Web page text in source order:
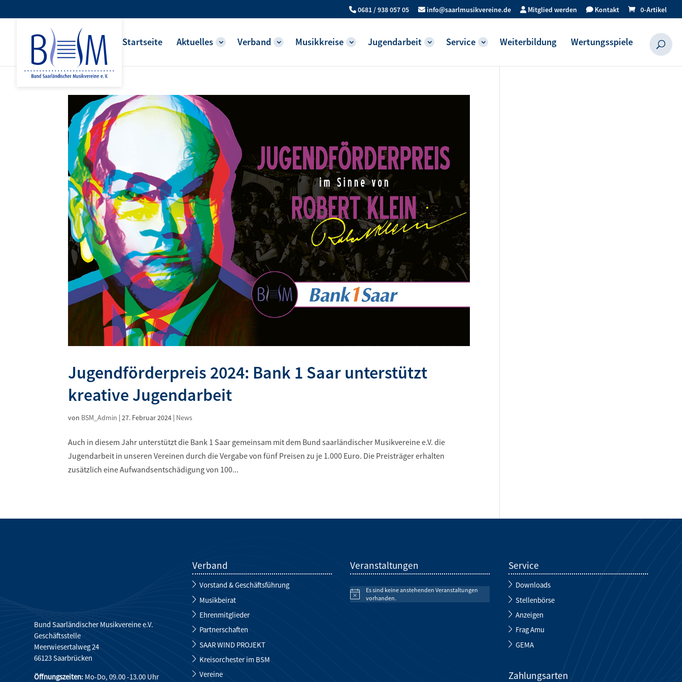
0681 / 938 057 05 info@saarlmusikvereine.de Mitglied werden Kontakt 0-Artikel
Startseite Aktuelles Verband Musikkreise Jugendarbeit Service Weiterbildung Wertungsspiele
Jugendförderpreis 2024: Bank 1 Saar unterstützt
kreative Jugendarbeit
von BSM_Admin |27. Februar 2024 | News
Auch in diesem Jahr unterstützt die Bank 1 Saar gemeinsam mit dem Bund saarländischer Musikvereine e.V. die
Jugendarbeit in unseren Vereinen durch die Vergabe von fünf Preisen zu je 1.000 Euro. Die Preisträger erhalten
zusätzlich eine Aufwandsentschädigung von 100...
Bund Saarländischer Musikvereine e.V.
Geschäftsstelle
Meerwiesertalweg 24
66123 Saarbrücken
Öffnungszeiten: Mo-Do, 09.00 -13.00 Uhr
Verband
Vorstand & Geschäftsführung
Musikbeirat
Ehrenmitglieder
Partnerschaften
SAAR WIND PROJEKT
Kreisorchester im BSM
Vereine
Veranstaltungen
Hinweis
Es sind keine anstehenden Veranstaltungen
vorhanden.
Service
Downloads
Stellenbörse
Anzeigen
Frag Amu
GEMA
Zahlungsarten